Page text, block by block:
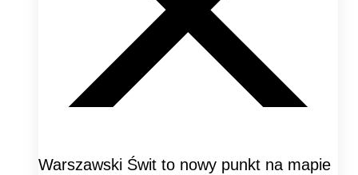
Warszawski Świt to nowy punkt na mapie